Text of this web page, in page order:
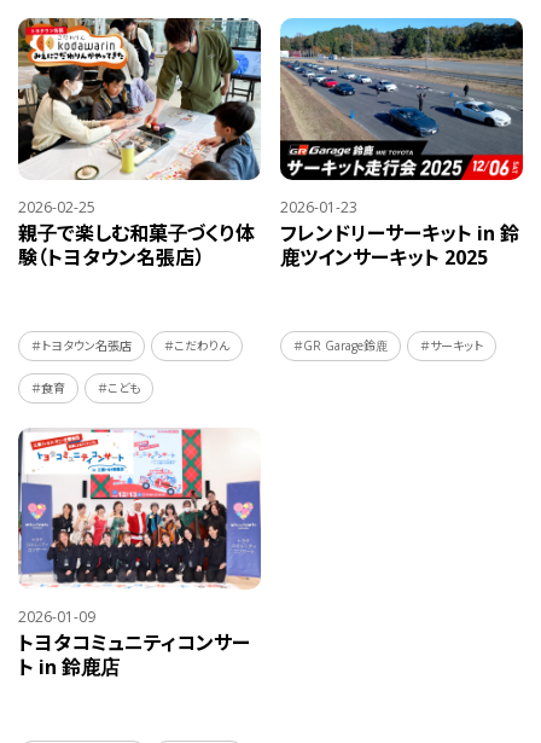
2026-02-25
親子で楽しむ和菓子づくり体
験（トヨタウン名張店）
＃トヨタウン名張店 ＃こだわりん
＃食育 ＃こども
2026-01-23
フレンドリーサーキット in 鈴
鹿ツインサーキット 2025
＃GR Garage鈴鹿 ＃サーキット
2026-01-09
トヨタコミュニティコンサー
ト in 鈴鹿店